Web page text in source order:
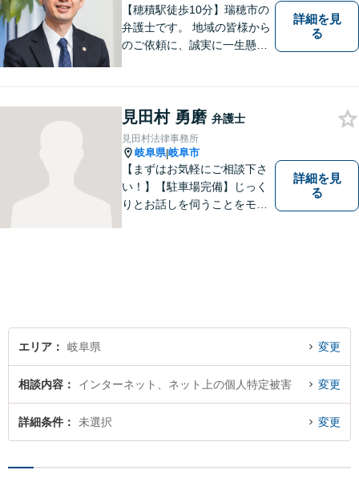
【穂積駅徒歩10分】瑞穂市の
弁護士です。 地域の皆様から
のご依頼に、誠実に一生懸命
はじめとする民事事件に対応
してきました。お気軽にお電
話ください【駐車場完備】
詳細を見
る
見田村 勇磨 弁護士
見田村法律事務所
岐阜県|岐阜市
【まずはお気軽にご相談下さ
い！】【駐車場完備】じっく
りとお話しを伺うことをモッ
詳細を見
る
エリア 岐阜県 変更
相談内容 インターネット、ネット上の個人特定被害 変更
詳細条件 未選択 変更